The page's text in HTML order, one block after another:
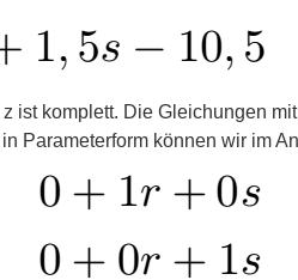
ist komplett. Die Gleichungen
Parameterform können wir im